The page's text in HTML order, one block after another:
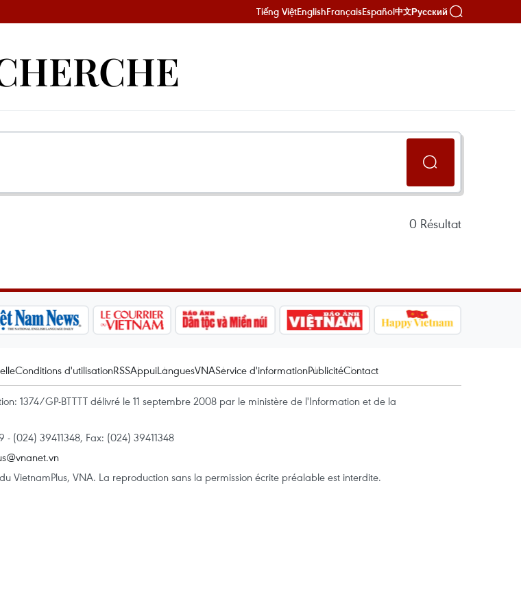
Tiếng ViệtEnglishFrançaisEspañol中文Русский
0 Résultat
Conditions d'utilisationRSSAppuiLanguesVNAService d'informationPublicitéContact
1374/GP-BTTTT délivré le 11 septembre 2008 par le ministère de l'Information et de la
- (024) 39411348, Fax: (024) 39411348
VietnamPlus, VNA. La reproduction sans la permission écrite préalable est interdite.